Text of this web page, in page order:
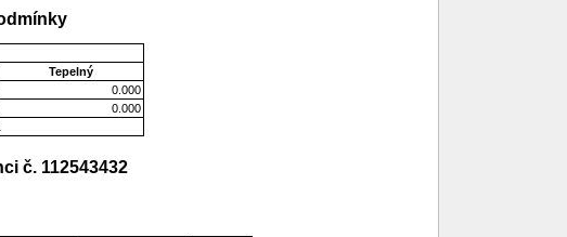
Tepelný
0.000
0.000
č. 112543432